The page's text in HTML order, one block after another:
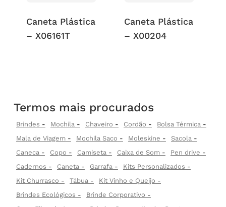
Caneta Plástica
– X06161T
Caneta Plástica
– X00204
Termos mais procurados
Brindes Mochila Chaveiro Cordão
Bolsa Térmica
Mala de Viagem
Mochila Saco Moleskine
Sacola
Caneca
Copo Camiseta Caixa de Som
Pen drive
Cadernos
Caneta Garrafa
Kits Personalizados
Kit Churrasco
Tábua
Kit Vinho e Queijo
Brindes Ecológicos
Brinde Corporativo